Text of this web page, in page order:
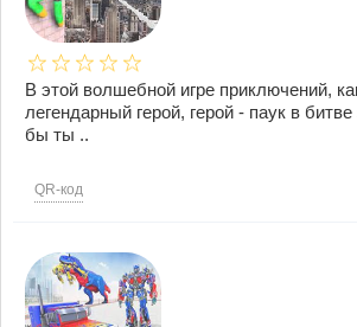
В этой волшебной игре приключений,
легендарный герой, герой - паук в битве
бы ты ..
QR-код